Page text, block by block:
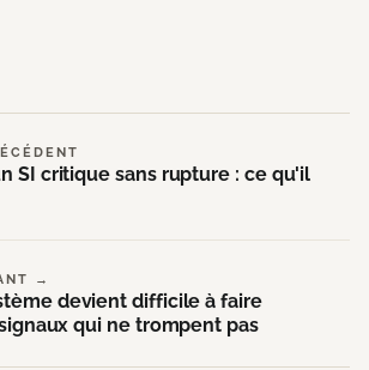
SI critique sans rupture : ce qu'il
→
devient difficile à faire
qui ne trompent pas